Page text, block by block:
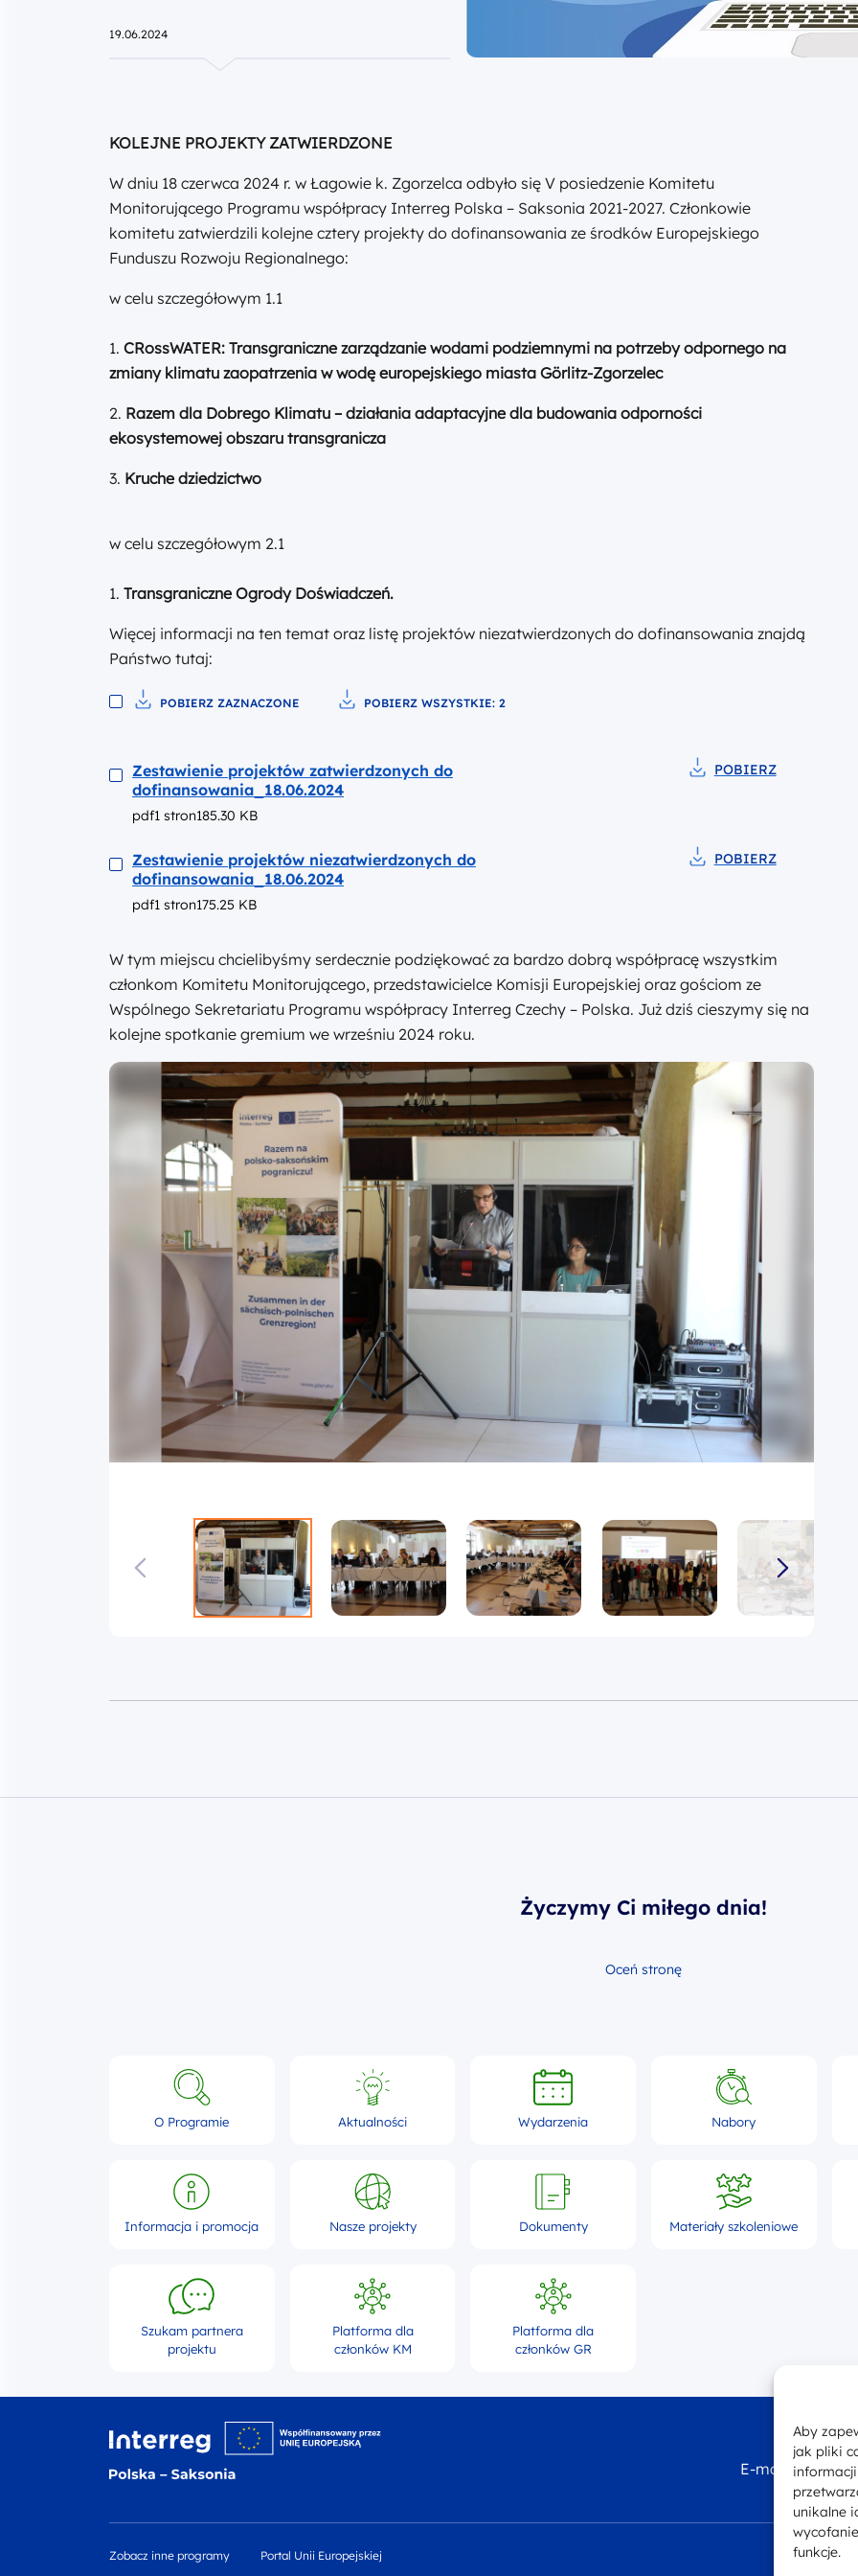
Aby
jak pliki
unikalne
funkcje.
19.06.2024
KOLEJNE PROJEKTY ZATWIERDZONE
W dniu 18 czerwca 2024 r. w Łagowie k. Zgorzelca odbyło się V posiedzenie Komitetu
Monitorującego Programu współpracy Interreg Polska – Saksonia 2021-2027. Członkowie
komitetu zatwierdzili kolejne cztery projekty do dofinansowania ze środków Europejskiego
Funduszu Rozwoju Regionalnego:
w celu szczegółowym 1.1
1. CRossWATER: Transgraniczne zarządzanie wodami podziemnymi na potrzeby odpornego na
zmiany klimatu zaopatrzenia w wodę europejskiego miasta Görlitz-Zgorzelec
2. Razem dla Dobrego Klimatu – działania adaptacyjne dla budowania odporności
ekosystemowej obszaru transgranicza
3. Kruche dziedzictwo
w celu szczegółowym 2.1
1. Transgraniczne Ogrody Doświadczeń.
Więcej informacji na ten temat oraz listę projektów niezatwierdzonych do dofinansowania znajdą
Państwo tutaj:
POBIERZ ZAZNACZONE POBIERZ WSZYSTKIE: 2
Podgląd
Zestawienie projektów zatwierdzonych do
dofinansowania_18.06.2024
POBIERZ
pdf1 stron185.30 KB
Podgląd
Zestawienie projektów niezatwierdzonych do
dofinansowania_18.06.2024
POBIERZ
pdf1 stron175.25 KB
W tym miejscu chcielibyśmy serdecznie podziękować za bardzo dobrą współpracę wszystkim
członkom Komitetu Monitorującego, przedstawicielce Komisji Europejskiej oraz gościom ze
Wspólnego Sekretariatu Programu współpracy Interreg Czechy – Polska. Już dziś cieszymy się na
kolejne spotkanie gremium we wrześniu 2024 roku.
Życzymy Ci miłego dnia!
Oceń stronę
O Programie Aktualności Wydarzenia Nabory
Informacja i promocja Nasze projekty Dokumenty Materiały szkoleniowe
Szukam partnera
projektu
Platforma dla
członków KM
Platforma dla
członków GR
Logo witryny - logotyp
E-mail
Zobacz inne programy Portal Unii Europejskiej